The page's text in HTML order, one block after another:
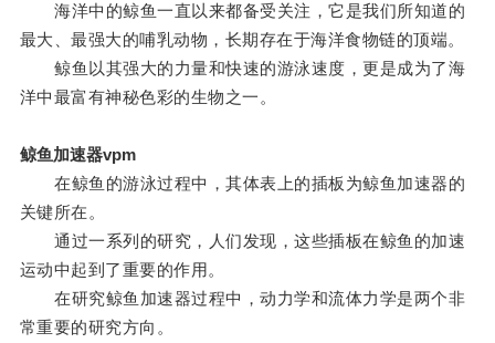
海洋中的鲸鱼一直以来都备受关注，它是我们所知道的
最大、最强大的哺乳动物，长期存在于海洋食物链的顶端。
鲸鱼以其强大的力量和快速的游泳速度，更是成为了海
洋中最富有神秘色彩的生物之一。
鲸鱼加速器vpm
在鲸鱼的游泳过程中，其体表上的插板为鲸鱼加速器的
关键所在。
通过一系列的研究，人们发现，这些插板在鲸鱼的加速
运动中起到了重要的作用。
在研究鲸鱼加速器过程中，动力学和流体力学是两个非
常重要的研究方向。